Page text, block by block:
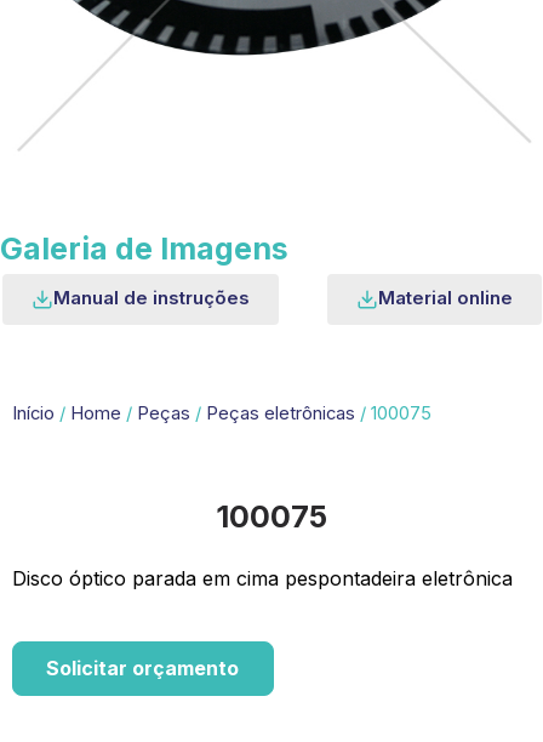
Galeria de Imagens
Manual de instruções Material online
Início / Home / Peças / Peças eletrônicas / 100075
100075
Disco óptico parada em cima pespontadeira eletrônica
Solicitar orçamento